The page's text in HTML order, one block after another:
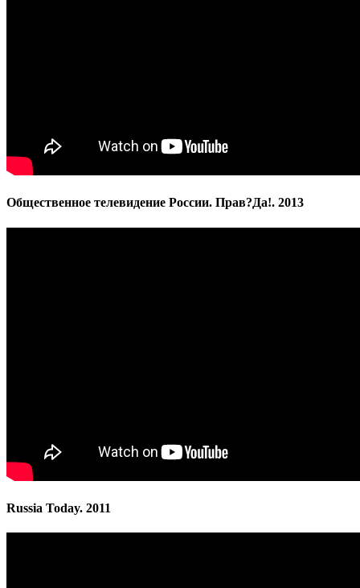
Общественное телевидение России. Прав?Да!. 2013
Russia Today. 2011